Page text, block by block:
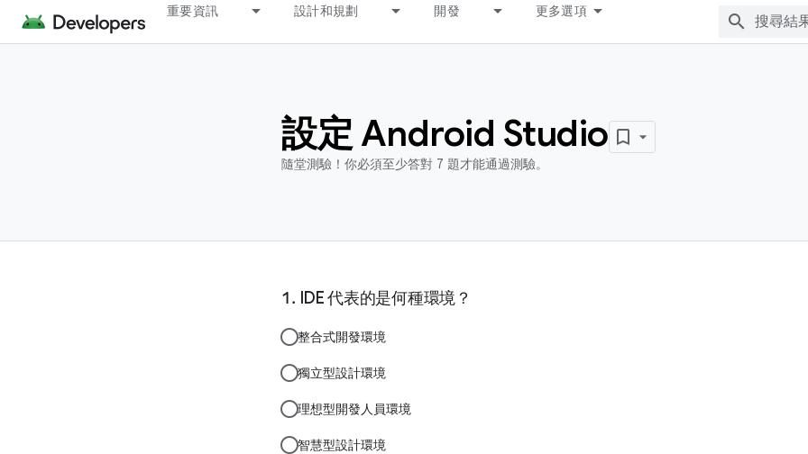
重要資訊 設計和規劃 開發 更多選項
設定 Android Studio
隨堂測驗！你必須至少答對 7 題才能通過測驗。
IDE 代表的是何種環境？
整合式開發環境
獨立型設計環境
理想型開發人員環境
智慧型設計環境